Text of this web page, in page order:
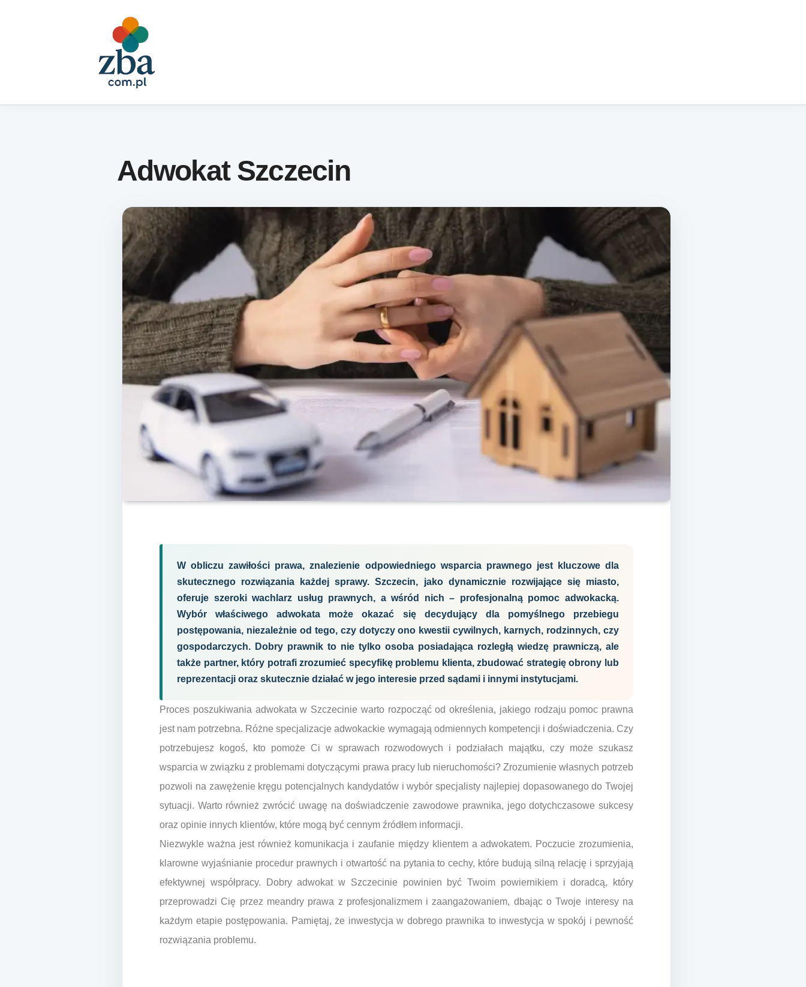
Adwokat Szczecin
W obliczu zawiłości prawa, znalezienie odpowiedniego wsparcia prawnego jest kluczowe dla
skutecznego rozwiązania każdej sprawy. Szczecin, jako dynamicznie rozwijające się miasto,
oferuje szeroki wachlarz usług prawnych, a wśród nich – profesjonalną pomoc adwokacką.
Wybór właściwego adwokata może okazać się decydujący dla pomyślnego przebiegu
postępowania, niezależnie od tego, czy dotyczy ono kwestii cywilnych, karnych, rodzinnych, czy
gospodarczych. Dobry prawnik to nie tylko osoba posiadająca rozległą wiedzę prawniczą, ale
także partner, który potrafi zrozumieć specyfikę problemu klienta, zbudować strategię obrony lub
reprezentacji oraz skutecznie działać w jego interesie przed sądami i innymi instytucjami.
Proces poszukiwania adwokata w Szczecinie warto rozpocząć od określenia, jakiego rodzaju pomoc prawna
jest nam potrzebna. Różne specjalizacje adwokackie wymagają odmiennych kompetencji i doświadczenia. Czy
potrzebujesz kogoś, kto pomoże Ci w sprawach rozwodowych i podziałach majątku, czy może szukasz
wsparcia w związku z problemami dotyczącymi prawa pracy lub nieruchomości? Zrozumienie własnych potrzeb
pozwoli na zawężenie kręgu potencjalnych kandydatów i wybór specjalisty najlepiej dopasowanego do Twojej
sytuacji. Warto również zwrócić uwagę na doświadczenie zawodowe prawnika, jego dotychczasowe sukcesy
oraz opinie innych klientów, które mogą być cennym źródłem informacji.
Niezwykle ważna jest również komunikacja i zaufanie między klientem a adwokatem. Poczucie zrozumienia,
klarowne wyjaśnianie procedur prawnych i otwartość na pytania to cechy, które budują silną relację i sprzyjają
efektywnej współpracy. Dobry adwokat w Szczecinie powinien być Twoim powiernikiem i doradcą, który
przeprowadzi Cię przez meandry prawa z profesjonalizmem i zaangażowaniem, dbając o Twoje interesy na
każdym etapie postępowania. Pamiętaj, że inwestycja w dobrego prawnika to inwestycja w spokój i pewność
rozwiązania problemu.